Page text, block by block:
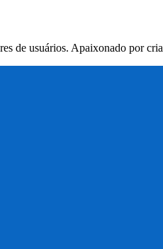
de usuários. Apaixonado por